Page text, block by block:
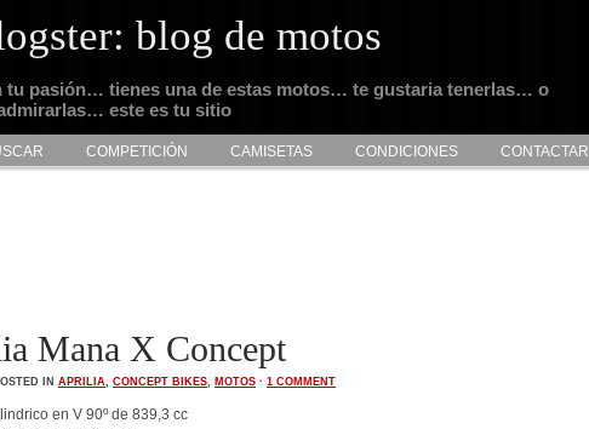
blog de motos
tu pasión… tienes una de estas motos… te gustaria tenerlas… o
este es tu sitio
COMPETICIÓN CAMISETAS CONDICIONES CONTACTAR
Mana X Concept
IN APRILIA, CONCEPT BIKES, MOTOS · 1 COMMENT
en V 90º de 839,3 cc